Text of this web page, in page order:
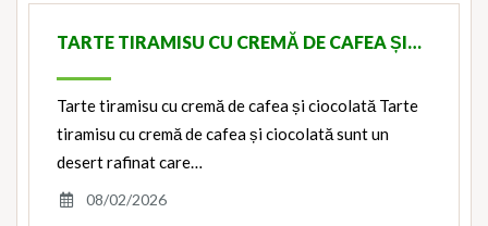
TARTE TIRAMISU CU CREMĂ DE CAFEA ȘI…
Tarte tiramisu cu cremă de cafea și ciocolată Tarte
tiramisu cu cremă de cafea și ciocolată sunt un
desert rafinat care…
08/02/2026